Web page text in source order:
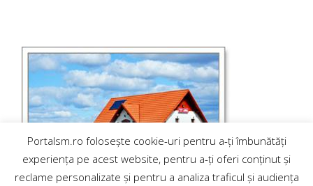
Portalsm.ro folosește cookie-uri pentru a-ți îmbunătăți
experiența pe acest website, pentru a-ți oferi conținut și
reclame personalizate și pentru a analiza traficul și audiența